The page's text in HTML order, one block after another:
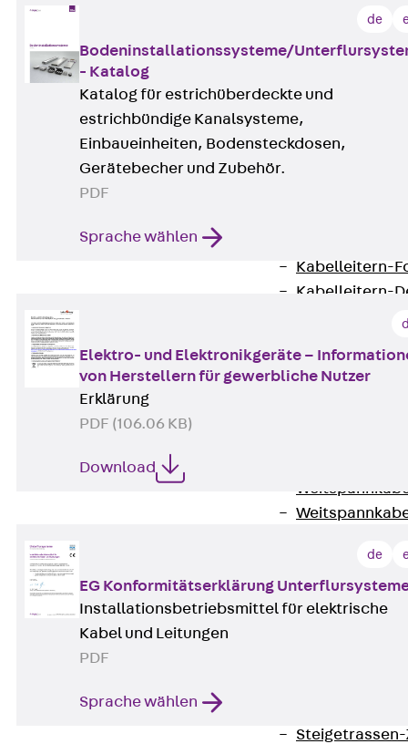
G Gitterbahn,
GI Gitterbahn,
GTDW
Gitterbahnen-
Gitterbahnen-
Kabelleitern
Kabelleitern-
Kabelleitern-
Kabelleitern-
Zurück
Steigetrassen
Zurück
Steigetrassen-
de
Bodeninstallationssysteme/
- Katalog
Katalog für estrichüberdeckte und
estrichbündige Kanalsysteme,
Einbaueinheiten, Bodensteckdosen,
Gerätebecher und Zubehör.
PDF
Sprache wählen
Elektro- und Elektronikgeräte –
von Herstellern für gewerbliche Nutzer
Erklärung
PDF (106.06 KB)
Download
de
EG Konformitätserklärung
Installationsbetriebsmittel für elektrische
Kabel und Leitungen
PDF
Sprache wählen